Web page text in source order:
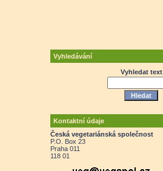
Vyhledávání
Vyhledat text
Kontaktní údaje
Česká vegetariánská společnost
P.O. Box 23
Praha 011
118 01